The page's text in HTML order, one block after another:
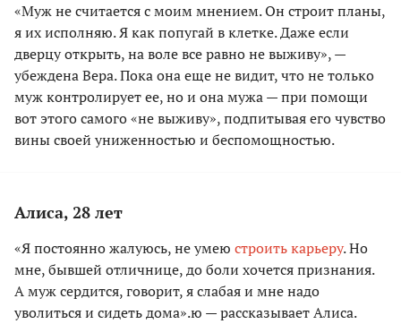
«Муж не считается с моим мнением. Он строит планы,
я их исполняю. Я как попугай в клетке. Даже если
дверцу открыть, на воле все равно не выживу», —
убеждена Вера. Пока она еще не видит, что не только
муж контролирует ее, но и она мужа — при помощи
вот этого самого «не выживу», подпитывая его чувство
вины своей униженностью и беспомощностью.
Алиса, 28 лет
«Я постоянно жалуюсь, не умею строить карьеру. Но
мне, бывшей отличнице, до боли хочется признания.
А муж сердится, говорит, я слабая и мне надо
уволиться и сидеть дома».ю — рассказывает Алиса.